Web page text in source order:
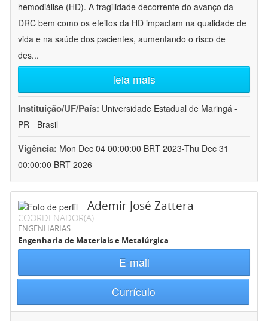
hemodiálise (HD). A fragilidade decorrente do avanço da
DRC bem como os efeitos da HD impactam na qualidade de
vida e na saúde dos pacientes, aumentando o risco de
des...
leia mais
Instituição/UF/País: Universidade Estadual de Maringá -
PR - Brasil
Vigência: Mon Dec 04 00:00:00 BRT 2023-Thu Dec 31
00:00:00 BRT 2026
Ademir José Zattera
COORDENADOR(A)
ENGENHARIAS
Engenharia de Materiais e Metalúrgica
E-mail
Currículo